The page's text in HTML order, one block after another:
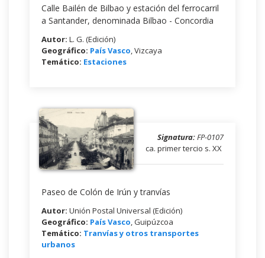
Calle Bailén de Bilbao y estación del ferrocarril
a Santander, denominada Bilbao - Concordia
Autor: L. G. (Edición)
Geográfico: País Vasco, Vizcaya
Temático: Estaciones
Signatura:FP-0107
ca. primer tercio s. XX
Paseo de Colón de Irún y tranvías
Autor: Unión Postal Universal (Edición)
Geográfico: País Vasco, Guipúzcoa
Temático: Tranvías y otros transportes
urbanos